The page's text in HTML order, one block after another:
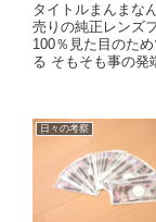
タイトルまんまな
売りの純正レンズ
100％見た目のた
る そもそも事の発
日々の考察